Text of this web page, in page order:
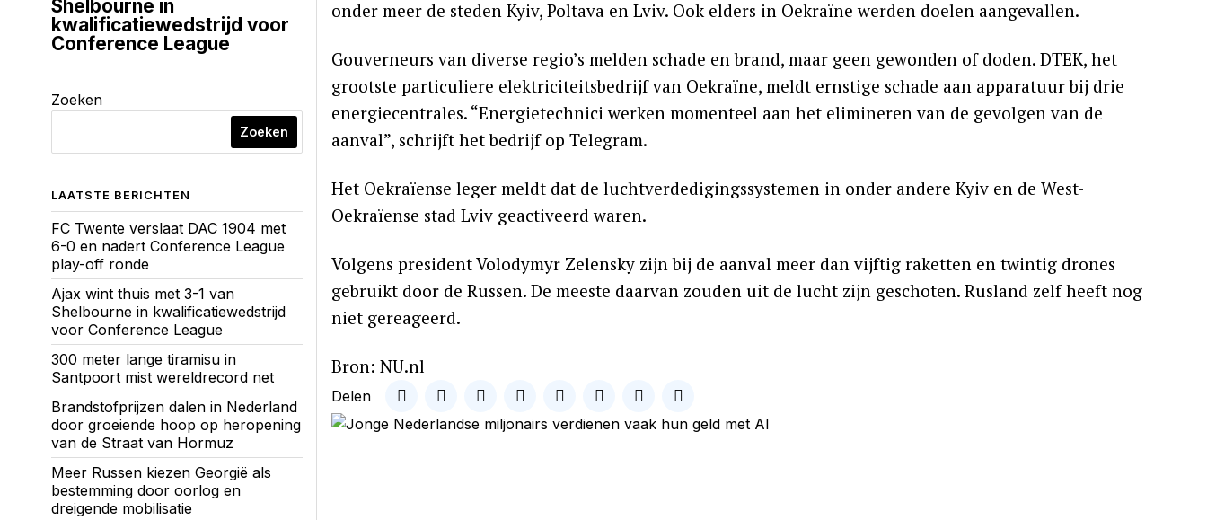
onder meer de steden Kyiv, Poltava en Lviv. Ook elders in Oekraïne werden doelen aangevallen.
Gouverneurs van diverse regio’s melden schade en brand, maar geen gewonden of doden. DTEK, het
grootste particuliere elektriciteitsbedrijf van Oekraïne, meldt ernstige schade aan apparatuur bij drie
energiecentrales. “Energietechnici werken momenteel aan het elimineren van de gevolgen van de
aanval”, schrijft het bedrijf op Telegram.
Het Oekraïense leger meldt dat de luchtverdedigingssystemen in onder andere Kyiv en de West-
Oekraïense stad Lviv geactiveerd waren.
Volgens president Volodymyr Zelensky zijn bij de aanval meer dan vijftig raketten en twintig drones
gebruikt door de Russen. De meeste daarvan zouden uit de lucht zijn geschoten. Rusland zelf heeft nog
niet gereageerd.
Bron: NU.nl
Delen
Shelbourne in
kwalificatiewedstrijd voor
Conference League
Zoeken
Zoeken
LAATSTE BERICHTEN
FC Twente verslaat DAC 1904 met
6-0 en nadert Conference League
play-off ronde
Ajax wint thuis met 3-1 van
Shelbourne in kwalificatiewedstrijd
voor Conference League
300 meter lange tiramisu in
Santpoort mist wereldrecord net
Brandstofprijzen dalen in Nederland
door groeiende hoop op heropening
van de Straat van Hormuz
Meer Russen kiezen Georgië als
bestemming door oorlog en
dreigende mobilisatie